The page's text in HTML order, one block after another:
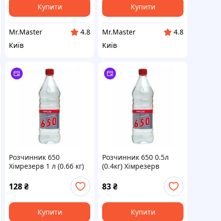
Купити
Mr.Master
4.8
Київ
Купити
Mr.Master
4.8
Київ
Розчинник 650
Хімрезерв 1 л (0.66 кг)
лаків
128₴
Купити
Розчинник 650 0.5л
(0.4кг) Хімрезерв
розведення фарб
83₴
Купити